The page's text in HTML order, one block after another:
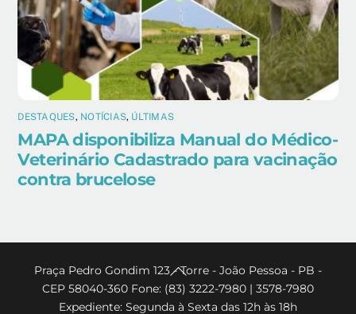
DESTAQUES, NOTÍCIAS, ÚLTIMAS
MAPA disponibiliza Manual do Médico-
Veterinário Cadastrado para vacinação
contra brucelose
Back
To
Top
Praça Pedro Gondim 123 - Torre - João Pessoa - PB -
CEP 58040-360 Fone: (83) 3222-7980 | 3578-7980
Expediente: Segunda à Sexta das 12h às 18h